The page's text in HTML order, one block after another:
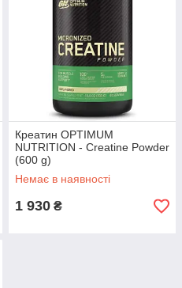
Креатин OPTIMUM
NUTRITION - Creatine Powder
(600 g)
Немає в наявності
1 930 ₴